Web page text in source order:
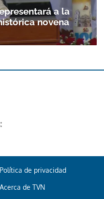
a la
novena
Política de privacidad
Acerca de TVN